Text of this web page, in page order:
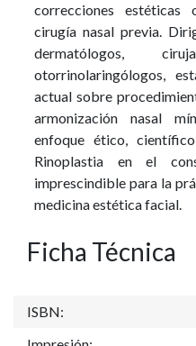
correcciones estéticas
cirugía nasal previa.
dermatólogos,
otorrinolaringólogos,
actual sobre
armonización nasal
enfoque ético,
Rinoplastia en el
imprescindible para la
medicina estética facial.
Ficha Técnica
ISBN: